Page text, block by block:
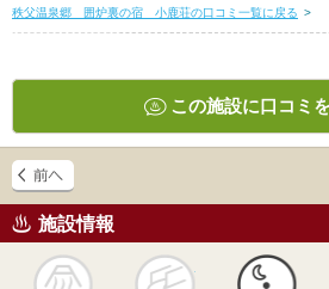
秩父温泉郷 囲炉裏の宿 小鹿荘の口コミ一覧に戻る >
この施設に口コミ
施設情報
かけ流し 露